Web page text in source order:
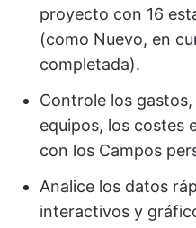
proyecto con 16
(como Nuevo, en
completada).
Controle los
equipos, los costes
con los Campos
Analice los datos
interactivos y